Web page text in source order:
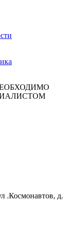
.Космонавтов, д.